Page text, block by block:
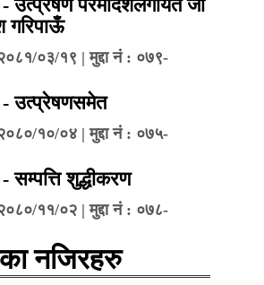
उत्प्रेषण परमादेशलगायत जो
गरिपाऊँ
०३/१९ | मुद्दा नं : ०७९-
उत्प्रेषणसमेत
१०/०४ | मुद्दा नं : ०७५-
शुद्धीकरण
११/०२ | मुद्दा नं : ०७८-
नजिरहरु